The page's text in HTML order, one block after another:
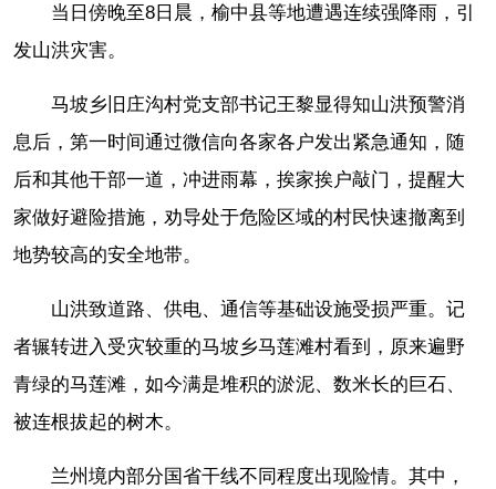
当日傍晚至8日晨，榆中县等地遭遇连续强降雨，引
发山洪灾害。
马坡乡旧庄沟村党支部书记王黎显得知山洪预警消
息后，第一时间通过微信向各家各户发出紧急通知，随
后和其他干部一道，冲进雨幕，挨家挨户敲门，提醒大
家做好避险措施，劝导处于危险区域的村民快速撤离到
地势较高的安全地带。
山洪致道路、供电、通信等基础设施受损严重。记
者辗转进入受灾较重的马坡乡马莲滩村看到，原来遍野
青绿的马莲滩，如今满是堆积的淤泥、数米长的巨石、
被连根拔起的树木。
兰州境内部分国省干线不同程度出现险情。其中，